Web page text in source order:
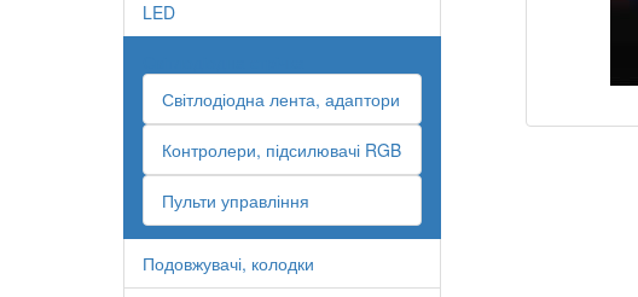
LED
Світлодіодна лента, адаптори
Контролери, підсилювачі RGB
Пульти управління
Подовжувачі, колодки